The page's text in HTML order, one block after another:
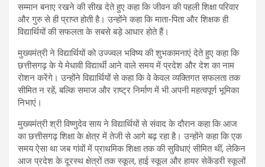
सम्मान बनाए रखने की सीख देते हुए कहा कि जीवन की पहली शिक्षा परिवार
और गुरु से ही प्राप्त होती है। उन्होंने कहा कि माता-पिता और शिक्षक ही
विद्यार्थियों की सफलता के सबसे बड़े आधार होते हैं।
मुख्यमंत्री ने विद्यार्थियों को उज्ज्वल भविष्य की शुभकामनाएं देते हुए कहा कि
छत्तीसगढ़ के ये मेधावी विद्यार्थी आने वाले समय में प्रदेश और देश का नाम
रोशन करेंगे। उन्होंने विद्यार्थियों से कहा कि वे केवल व्यक्तिगत सफलता तक
सीमित न रहें, बल्कि समाज और राष्ट्र निर्माण में भी अपनी महत्वपूर्ण भूमिका
निभाएं।
मुख्यमंत्री श्री विष्णुदेव साय ने विद्यार्थियों से संवाद के दौरान कहा कि आज
का छत्तीसगढ़ शिक्षा के क्षेत्र में तेजी से आगे बढ़ रहा है। उन्होंने कहा कि एक
समय ऐसा था जब गांवों में प्राथमिक शिक्षा तक की सुविधाएं सीमित थीं, लेकिन
आज प्रदेश के दूरस्थ क्षेत्रों तक स्कूल, हाई स्कूल और हायर सेकेंडरी स्कूलों